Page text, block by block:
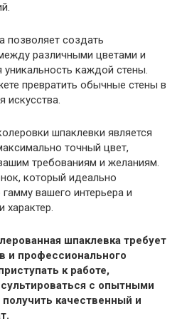
позволяет создать
различными цветами и
уникальность каждой стены.
превратить обычные стены в
искусства.
шпаклевки является
точный цвет,
требованиям и желаниям.
который идеально
вашего интерьера и
характер.
шпаклевка требует
и профессионального
к работе,
с опытными
качественный и